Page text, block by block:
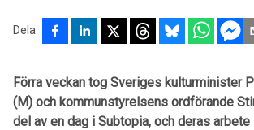
Dela
Förra veckan tog Sveriges kulturminister
(M) och kommunstyrelsens ordförande
del av en dag i Subtopia, och deras arbete